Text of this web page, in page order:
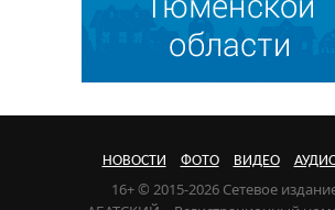
НОВОСТИ ФОТО ВИДЕО
16+ © 2015-2026 Сетевое